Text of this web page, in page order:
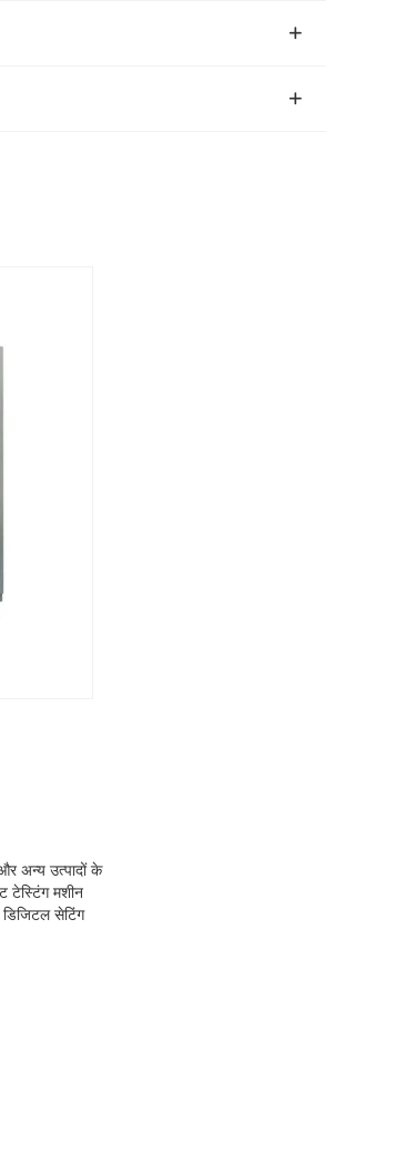
अन्य उत्पादों के
टेस्टिंग मशीन
सेटिंग